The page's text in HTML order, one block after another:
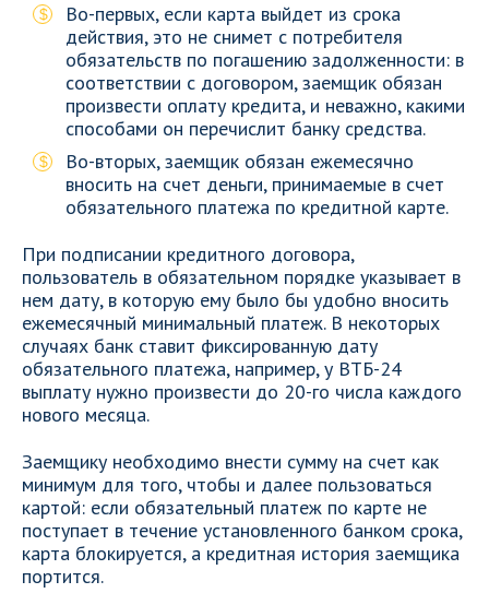
Во-первых, если карта выйдет из срока
действия, это не снимет с потребителя
обязательств по погашению задолженности: в
соответствии с договором, заемщик обязан
произвести оплату кредита, и неважно, какими
способами он перечислит банку средства.
Во-вторых, заемщик обязан ежемесячно
вносить на счет деньги, принимаемые в счет
обязательного платежа по кредитной карте.
При подписании кредитного договора,
пользователь в обязательном порядке указывает в
нем дату, в которую ему было бы удобно вносить
ежемесячный минимальный платеж. В некоторых
случаях банк ставит фиксированную дату
обязательного платежа, например, у ВТБ-24
выплату нужно произвести до 20-го числа каждого
нового месяца.
Заемщику необходимо внести сумму на счет как
минимум для того, чтобы и далее пользоваться
картой: если обязательный платеж по карте не
поступает в течение установленного банком срока,
карта блокируется, а кредитная история заемщика
портится.